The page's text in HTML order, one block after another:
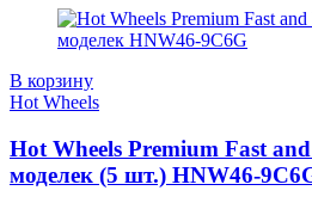
В корзину
Hot Wheels
Hot Wheels Premium Fast
моделек (5 шт.) HNW46-